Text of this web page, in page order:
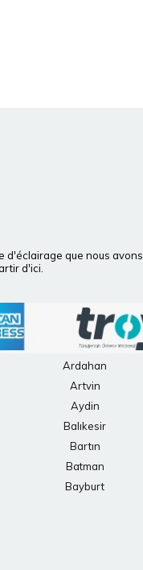
d'éclairage que nous avons
d'ici.
Ardahan
Artvin
Aydin
Balıkesir
Bartın
Batman
Bayburt